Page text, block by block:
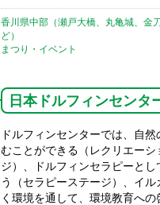
香川県中部（瀬戸大橋、丸亀城、金
ど）
まつり・イベント
日本ドルフィンセンタ
ドルフィンセンターでは、自然
むことができる（レクリエーシ
ジ）、ドルフィンセラピーとし
う（セラピーステージ）、イル
く環境を通して、環境教育への